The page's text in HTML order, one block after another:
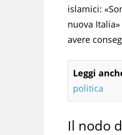
islamici:
nuova
avere
Leggi
politica
Il nodo